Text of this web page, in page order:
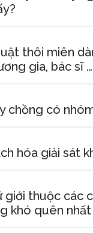
thôi miên
gia, bác sĩ …
chồng có
hóa giải sát
giới thuộc các
khó quên nhất